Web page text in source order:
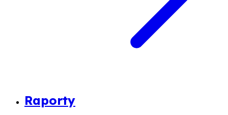
Raporty